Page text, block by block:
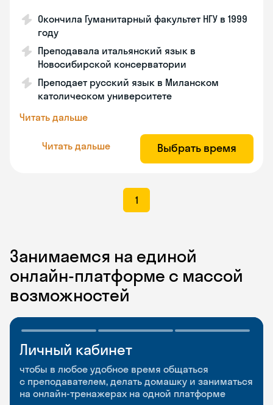
Окончила Гуманитарный факультет НГУ в 1999
году
Преподавала итальянский язык в
Новосибирской консерватории
Преподает русский язык в Миланском
католическом университете
Читать дальше
Читать дальше Выбрать время
1
Занимаемся на единой
онлайн-платформе с массой
возможностей
Личный кабинет
чтобы в любое удобное время общаться
с преподавателем, делать домашку и заниматься
на онлайн-тренажерах на одной платформе
Мобильное
приложение
чтобы заниматься и изучать новые слова где
и когда удобно
Разговорные клубы
и Talks
Групповые занятия для разговорной практики
и индивидуальные встречи с преподавателями